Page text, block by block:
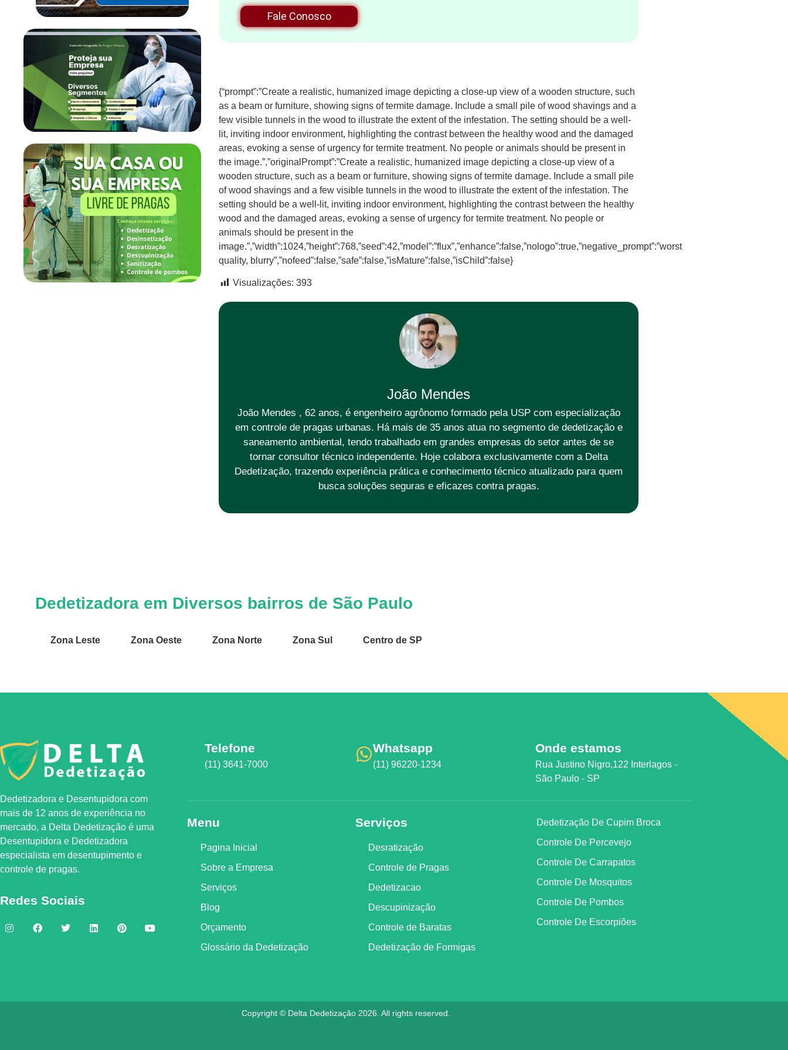
Fale Conosco
{“prompt”:”Create a realistic, humanized image depicting a close-up view of a wooden structure, such
as a beam or furniture, showing signs of termite damage. Include a small pile of wood shavings and a
few visible tunnels in the wood to illustrate the extent of the infestation. The setting should be a well-
lit, inviting indoor environment, highlighting the contrast between the healthy wood and the damaged
areas, evoking a sense of urgency for termite treatment. No people or animals should be present in
the image.”,”originalPrompt”:”Create a realistic, humanized image depicting a close-up view of a
wooden structure, such as a beam or furniture, showing signs of termite damage. Include a small pile
of wood shavings and a few visible tunnels in the wood to illustrate the extent of the infestation. The
setting should be a well-lit, inviting indoor environment, highlighting the contrast between the healthy
wood and the damaged areas, evoking a sense of urgency for termite treatment. No people or
animals should be present in the
image.”,”width”:1024,”height”:768,”seed”:42,”model”:”flux”,”enhance”:false,”nologo”:true,”negative_prompt”:”worst
quality, blurry”,”nofeed”:false,”safe”:false,”isMature”:false,”isChild”:false}
Visualizações: 393
João Mendes
João Mendes , 62 anos, é engenheiro agrônomo formado pela USP com especialização
em controle de pragas urbanas. Há mais de 35 anos atua no segmento de dedetização e
saneamento ambiental, tendo trabalhado em grandes empresas do setor antes de se
tornar consultor técnico independente. Hoje colabora exclusivamente com a Delta
Dedetização, trazendo experiência prática e conhecimento técnico atualizado para quem
busca soluções seguras e eficazes contra pragas.
Dedetizadora em Diversos bairros de São Paulo
Zona Leste Zona Oeste Zona Norte Zona Sul Centro de SP
Dedetizadora e Desentupidora com
mais de 12 anos de experiência no
mercado, a Delta Dedetização é uma
Desentupidora e Dedetizadora
especialista em desentupimento e
controle de pragas.
Redes Sociais
Telefone
(11) 3641-7000
Whatsapp
(11) 96220-1234
Onde estamos
Rua Justino Nigro,122 Interlagos -
São Paulo - SP
Menu
Pagina Inicial
Sobre a Empresa
Serviços
Blog
Orçamento
Glossário da Dedetização
Serviços
Desratização
Controle de Pragas
Dedetizacao
Descupinização
Controle de Baratas
Dedetização de Formigas
Dedetização De Cupim Broca
Controle De Percevejo
Controle De Carrapatos
Controle De Mosquitos
Controle De Pombos
Controle De Escorpiões
Copyright © Delta Dedetização 2026. All rights reserved.